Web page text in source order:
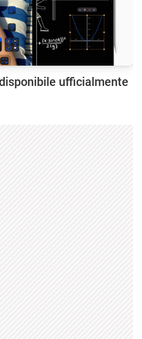
ufficialmente